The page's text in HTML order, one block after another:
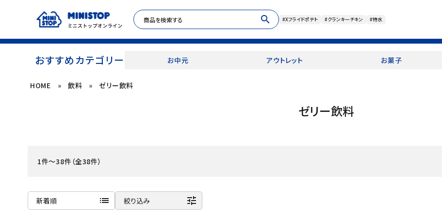
search #Xフライドポテト #クランキーチキン #特水
おすすめカテゴリー お中元 アウトレット お菓子
ACCOUNT MENU
冷凍食品
HOME » 飲料 » ゼリー飲料
ゼリー飲料
1件～38件（全38件）
新着順 list 絞り込み tune